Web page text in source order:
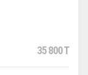
35 800 T